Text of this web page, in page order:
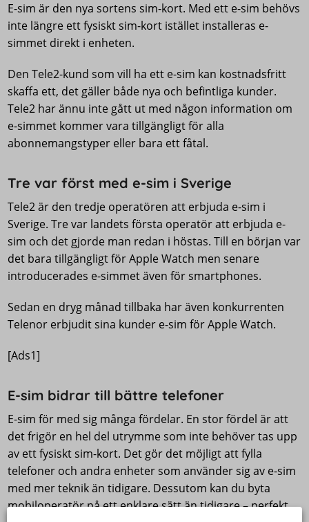
E-sim är den nya sortens sim-kort. Med ett e-sim behövs
inte längre ett fysiskt sim-kort istället installeras e-
simmet direkt i enheten.
Den Tele2-kund som vill ha ett e-sim kan kostnadsfritt
skaffa ett, det gäller både nya och befintliga kunder.
Tele2 har ännu inte gått ut med någon information om
e-simmet kommer vara tillgängligt för alla
abonnemangstyper eller bara ett fåtal.
Tre var först med e-sim i Sverige
Tele2 är den tredje operatören att erbjuda e-sim i
Sverige. Tre var landets första operatör att erbjuda e-
sim och det gjorde man redan i höstas. Till en början var
det bara tillgängligt för Apple Watch men senare
introducerades e-simmet även för smartphones.
Sedan en dryg månad tillbaka har även konkurrenten
Telenor erbjudit sina kunder e-sim för Apple Watch.
[Ads1]
E-sim bidrar till bättre telefoner
E-sim för med sig många fördelar. En stor fördel är att
det frigör en hel del utrymme som inte behöver tas upp
av ett fysiskt sim-kort. Det gör det möjligt att fylla
telefoner och andra enheter som använder sig av e-sim
med mer teknik än tidigare. Dessutom kan du byta
mobiloperatör på ett enklare sätt än tidigare – perfekt